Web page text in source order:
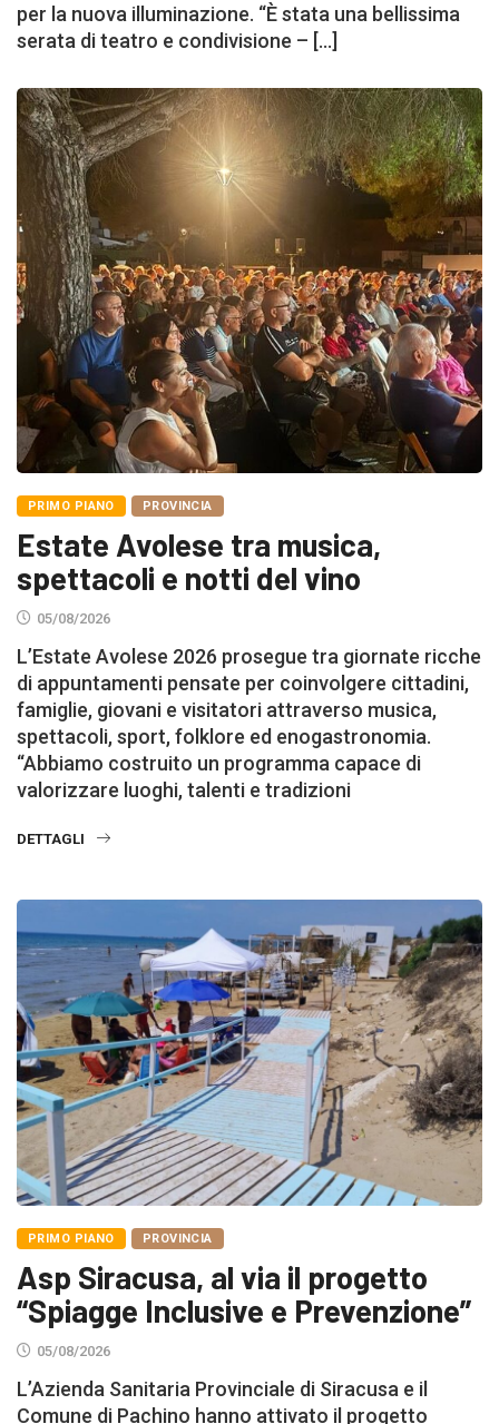
per la nuova illuminazione. “È stata una bellissima
serata di teatro e condivisione – […]
PRIMO PIANO PROVINCIA
Estate Avolese tra musica,
spettacoli e notti del vino
05/08/2026
L’Estate Avolese 2026 prosegue tra giornate ricche
di appuntamenti pensate per coinvolgere cittadini,
famiglie, giovani e visitatori attraverso musica,
spettacoli, sport, folklore ed enogastronomia.
“Abbiamo costruito un programma capace di
valorizzare luoghi, talenti e tradizioni
DETTAGLI
PRIMO PIANO PROVINCIA
Asp Siracusa, al via il progetto
“Spiagge Inclusive e Prevenzione”
05/08/2026
L’Azienda Sanitaria Provinciale di Siracusa e il
Comune di Pachino hanno attivato il progetto